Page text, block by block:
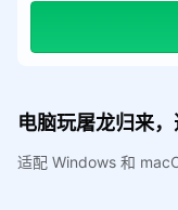
电脑玩屠龙归来
适配 Windows 和